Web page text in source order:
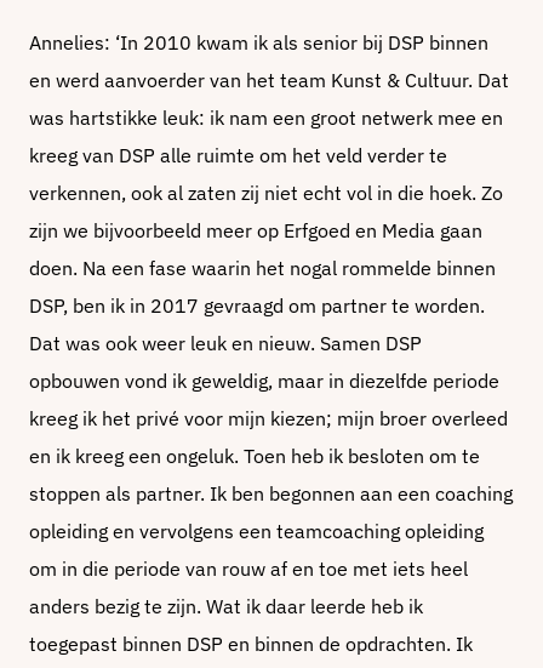
Annelies: ‘In 2010 kwam ik als senior bij DSP binnen
en werd aanvoerder van het team Kunst & Cultuur. Dat
was hartstikke leuk: ik nam een groot netwerk mee en
kreeg van DSP alle ruimte om het veld verder te
verkennen, ook al zaten zij niet echt vol in die hoek. Zo
zijn we bijvoorbeeld meer op Erfgoed en Media gaan
doen. Na een fase waarin het nogal rommelde binnen
DSP, ben ik in 2017 gevraagd om partner te worden.
Dat was ook weer leuk en nieuw. Samen DSP
opbouwen vond ik geweldig, maar in diezelfde periode
kreeg ik het privé voor mijn kiezen; mijn broer overleed
en ik kreeg een ongeluk. Toen heb ik besloten om te
stoppen als partner. Ik ben begonnen aan een coaching
opleiding en vervolgens een teamcoaching opleiding
om in die periode van rouw af en toe met iets heel
anders bezig te zijn. Wat ik daar leerde heb ik
toegepast binnen DSP en binnen de opdrachten. Ik